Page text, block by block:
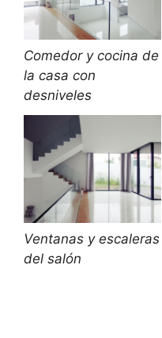
Comedor y cocina de
la casa con
desniveles
Ventanas y escaleras
del salón